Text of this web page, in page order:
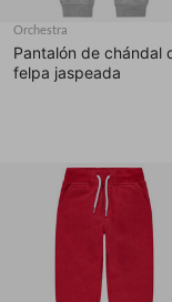
Orchestra
Pantalón de chándal
felpa jaspeada